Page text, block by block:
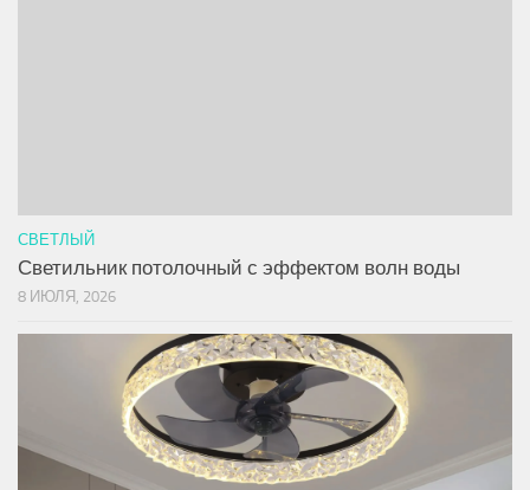
СВЕТЛЫЙ
Светильник потолочный с эффектом волн воды
8 ИЮЛЯ, 2026